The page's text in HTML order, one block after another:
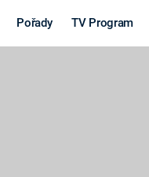
Pořady TV Program